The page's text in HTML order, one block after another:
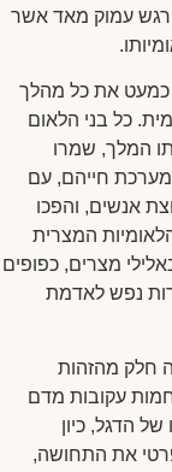
רגש עמוק מאד אשר
כמעט את כל מהלך
כל בני הלאום
המלך, שמרו
מערכת חייהם, עם
אנשים, והפכו
המצרית
מצרים, כפופים
נפש לאדמת
חלק מהזהות
עקובות מדם
הדגל, כיון
את התחושה,